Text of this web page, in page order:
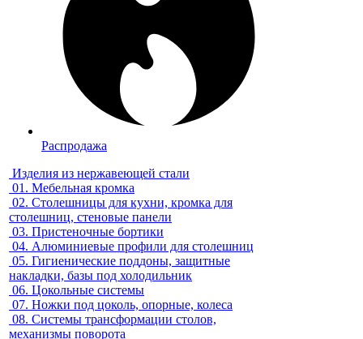
Распродажа
Изделия из нержавеющей стали
01. Мебельная кромка
02. Столешницы для кухни, кромка для
столешниц, стеновые панели
03. Пристеночные бортики
04. Алюминиевые профили для столешниц
05. Гигиенические поддоны, защитные
накладки, базы под холодильник
06. Цокольные системы
07. Ножки под цоколь, опорные, колеса
08. Системы трансформации столов,
механизмы поворота